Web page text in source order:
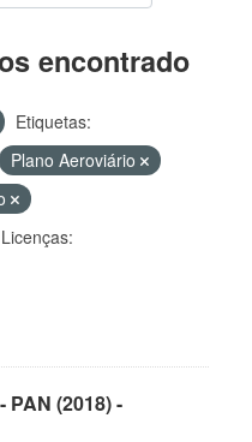
encontrado
Etiquetas:
Plano Aeroviário
Licenças:
(2018) -